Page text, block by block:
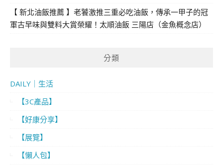
【 新北油飯推薦 】老饕激推三重必吃油飯，傳承一甲子的冠
軍古早味與雙料大賞榮耀！太順油飯 三陽店（金魚概念店）
分類
DAILY｜生活
【3C產品】
【好康分享】
【展覽】
【懶人包】